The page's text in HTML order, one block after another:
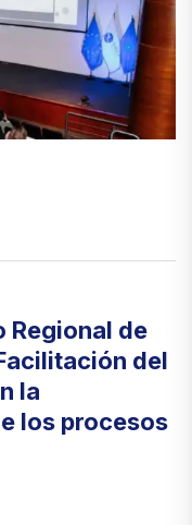
Regional de
del
la
los procesos